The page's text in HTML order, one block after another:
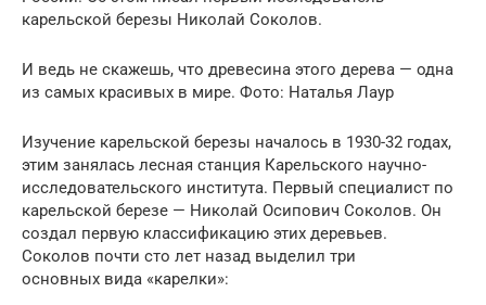
карельской березы Николай Соколов.
И ведь не скажешь, что древесина этого дерева — одна
из самых красивых в мире. Фото: Наталья Лаур
Изучение карельской березы началось в 1930-32 годах,
этим занялась лесная станция Карельского научно-
исследовательского института. Первый специалист по
карельской березе — Николай Осипович Соколов. Он
создал первую классификацию этих деревьев.
Соколов почти сто лет назад выделил три
основных вида «карелки»: